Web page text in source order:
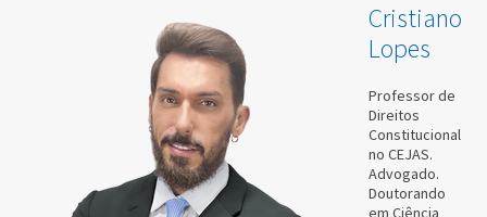
Cristiano
Lopes
Professor de
Direitos
Constitucional
no CEJAS.
Advogado.
Doutorando
em Ciência